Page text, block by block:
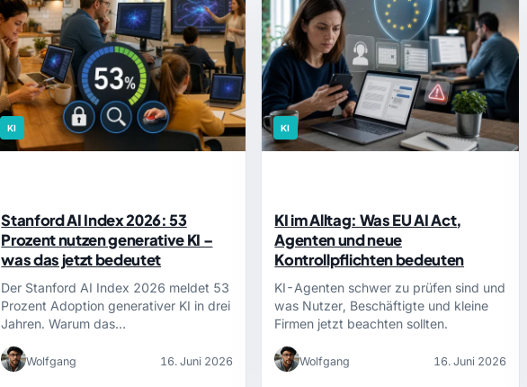
KI
Stanford AI Index 2026: 53
Prozent nutzen generative KI –
was das jetzt bedeutet
Der Stanford AI Index 2026 meldet 53
Prozent Adoption generativer KI in drei
Jahren. Warum das…
Wolfgang 16. Juni 2026
KI
KI im Alltag: Was EU AI Act,
Agenten und neue
Kontrollpflichten bedeuten
KI-Agenten schwer zu prüfen sind und
was Nutzer, Beschäftigte und kleine
Firmen jetzt beachten sollten.
Wolfgang 16. Juni 2026